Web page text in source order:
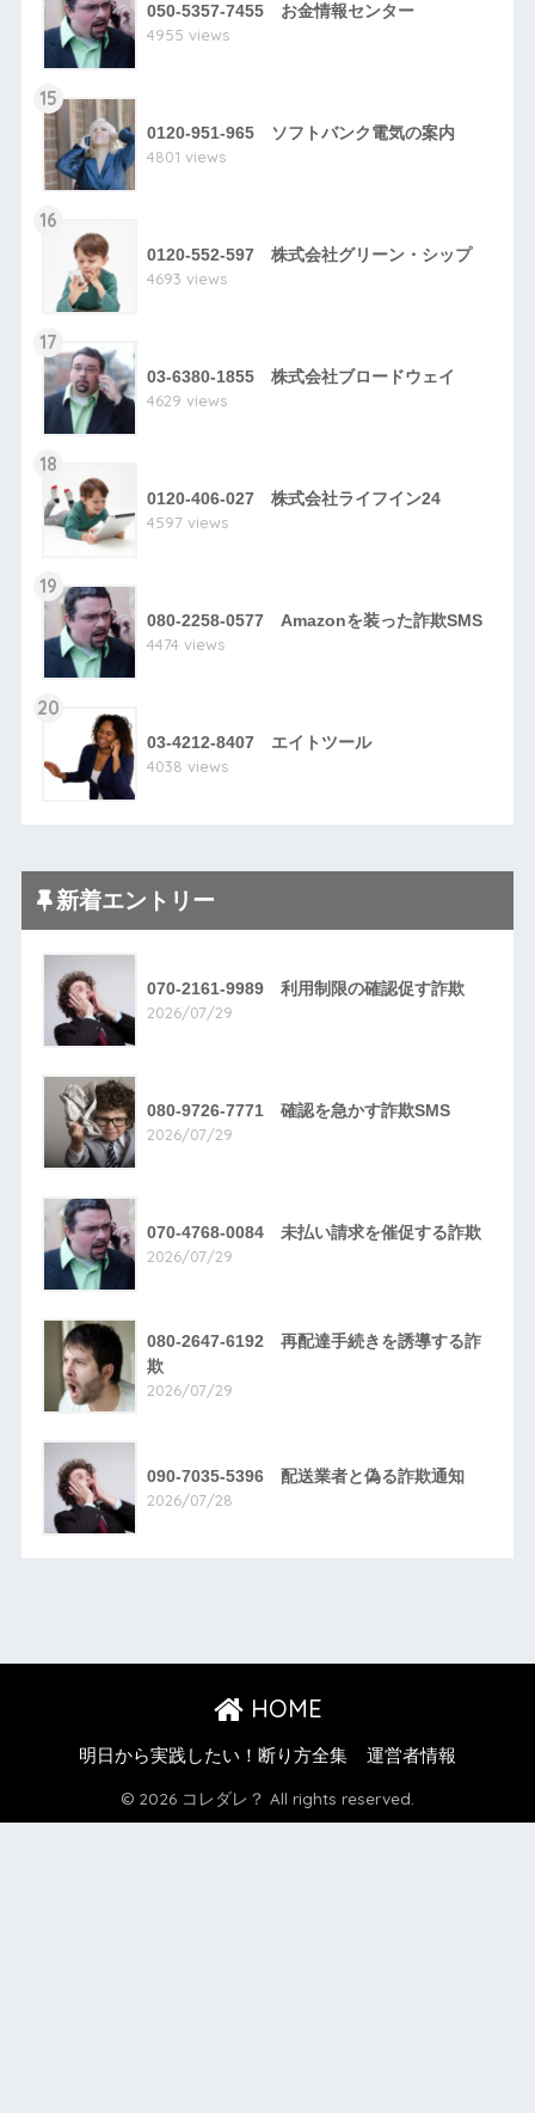
050-5357-7455 お金情報センター
4955 views
15
0120-951-965 ソフトバンク電気の案内
4801 views
16
0120-552-597 株式会社グリーン・シップ
4693 views
17
03-6380-1855 株式会社ブロードウェイ
4629 views
18
0120-406-027 株式会社ライフイン24
4597 views
19
080-2258-0577 Amazonを装った詐欺SMS
4474 views
20
03-4212-8407 エイトツール
4038 views
新着エントリー
070-2161-9989 利用制限の確認促す詐欺
2026/07/29
080-9726-7771 確認を急かす詐欺SMS
2026/07/29
070-4768-0084 未払い請求を催促する詐欺
2026/07/29
080-2647-6192 再配達手続きを誘導する詐
欺
2026/07/29
090-7035-5396 配送業者と偽る詐欺通知
2026/07/28
HOME
明日から実践したい！断り方全集 運営者情報
© 2026 コレダレ？ All rights reserved.